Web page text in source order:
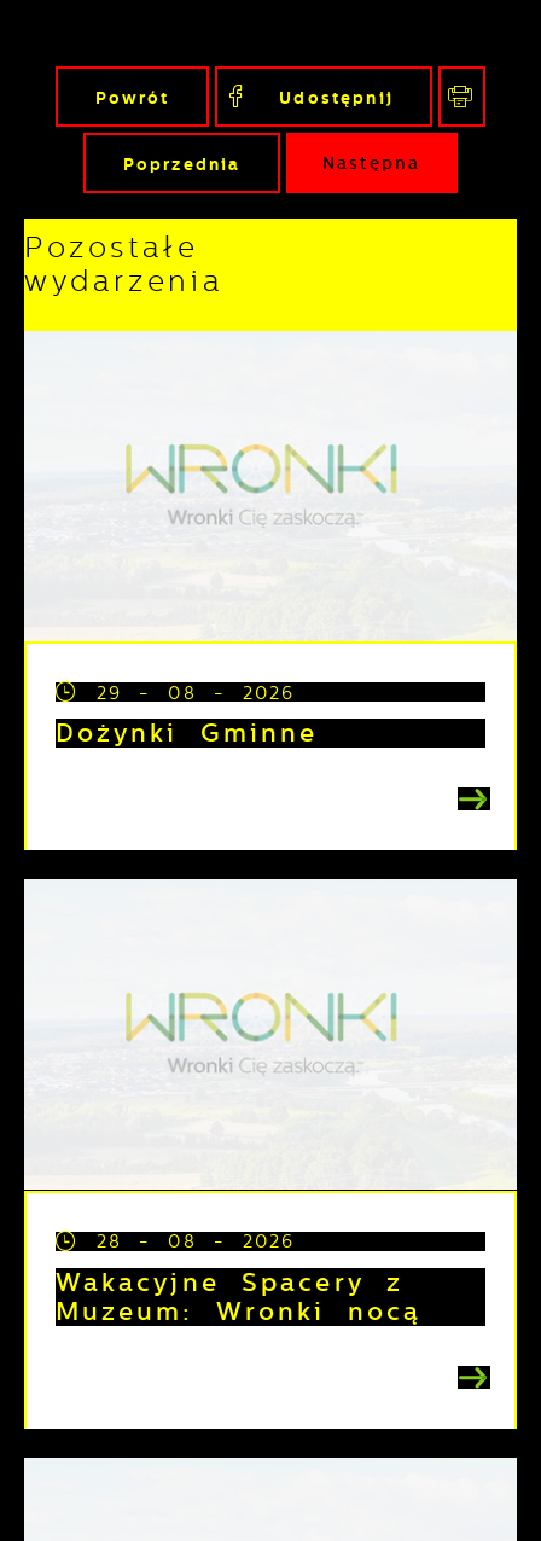
Powrót Udostępnij
Poprzednia Następna
Pozostałe
wydarzenia
29 - 08 - 2026
Dożynki Gminne
28 - 08 - 2026
Wakacyjne Spacery z
Muzeum: Wronki nocą